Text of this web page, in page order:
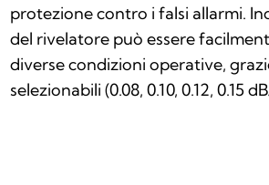
protezione contro i falsi allarmi.
del rivelatore può essere
diverse condizioni operative,
selezionabili (0.08, 0.10, 0.12, 0.15